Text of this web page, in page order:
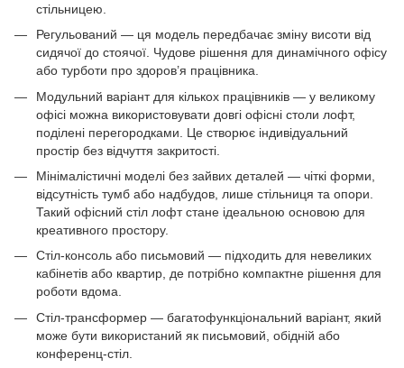
стільницею.
Регульований — ця модель передбачає зміну висоти від
сидячої до стоячої. Чудове рішення для динамічного офісу
або турботи про здоров’я працівника.
Модульний варіант для кількох працівників — у великому
офісі можна використовувати довгі офісні столи лофт,
поділені перегородками. Це створює індивідуальний
простір без відчуття закритості.
Мінімалістичні моделі без зайвих деталей — чіткі форми,
відсутність тумб або надбудов, лише стільниця та опори.
Такий офісний стіл лофт стане ідеальною основою для
креативного простору.
Стіл-консоль або письмовий — підходить для невеликих
кабінетів або квартир, де потрібно компактне рішення для
роботи вдома.
Стіл-трансформер — багатофункціональний варіант, який
може бути використаний як письмовий, обідній або
конференц-стіл.